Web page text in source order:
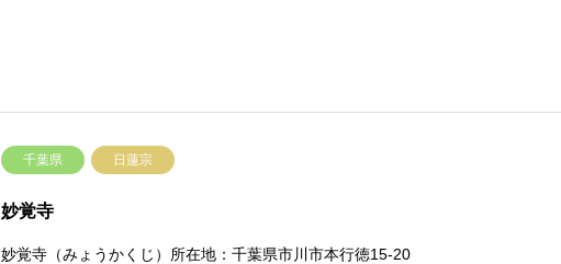
千葉県 日蓮宗
妙覚寺
妙覚寺（みょうかくじ）所在地：千葉県市川市本行徳15-20